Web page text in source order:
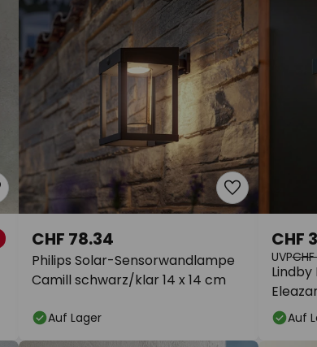
Philips Solar-Sensorwandlampe
Camill schwarz/klar 14 x 14 cm
CHF 78.34
Auf Lager
CHF
UVP
Auf